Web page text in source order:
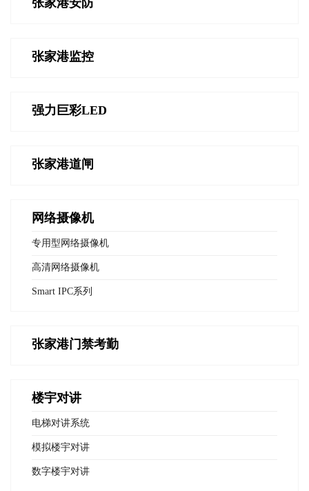
张家港安防
张家港监控
强力巨彩LED
张家港道闸
网络摄像机
专用型网络摄像机
高清网络摄像机
Smart IPC系列
张家港门禁考勤
楼宇对讲
电梯对讲系统
模拟楼宇对讲
数字楼宇对讲